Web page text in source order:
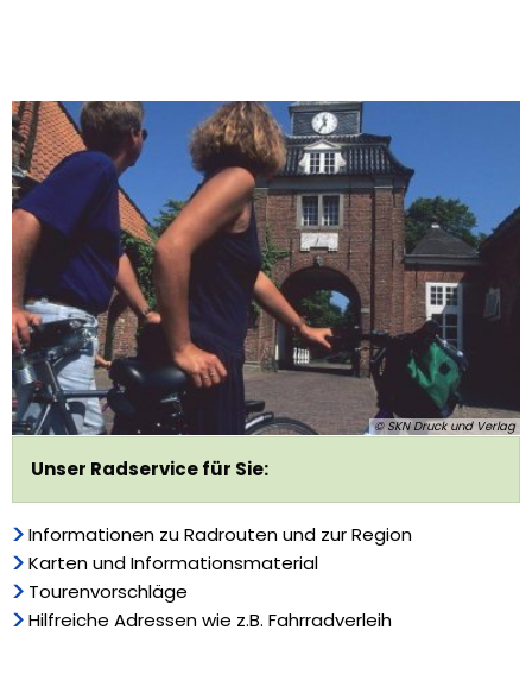
© SKN Druck und Verlag
Unser Radservice für Sie:
Informationen zu Radrouten und zur Region
Karten und Informationsmaterial
Tourenvorschläge
Hilfreiche Adressen wie z.B. Fahrradverleih